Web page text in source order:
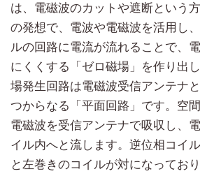
は、電磁波のカットや遮断という
の発想で、電波や電磁波を活用し
ルの回路に電流が流れることで、
にくくする「ゼロ磁場」を作り出
場発生回路は電磁波受信アンテナ
つからなる「平面回路」です。空
電磁波を受信アンテナで吸収し、
イル内へと流します。逆位相コイ
と左巻きのコイルが対になってお